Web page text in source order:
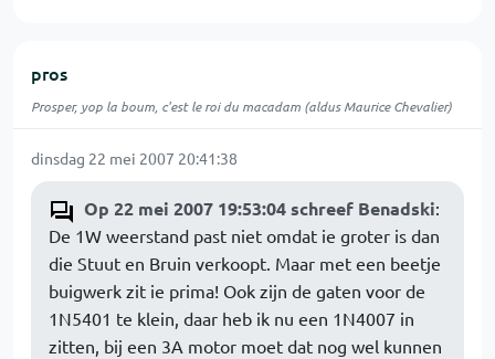
pros
Prosper, yop la boum, c'est le roi du macadam (aldus Maurice Chevalier)
dinsdag 22 mei 2007 20:41:38
Op 22 mei 2007 19:53:04 schreef Benadski:
De 1W weerstand past niet omdat ie groter is dan
die Stuut en Bruin verkoopt. Maar met een beetje
buigwerk zit ie prima! Ook zijn de gaten voor de
1N5401 te klein, daar heb ik nu een 1N4007 in
zitten, bij een 3A motor moet dat nog wel kunnen